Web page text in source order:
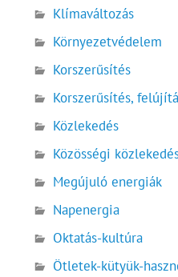
Klímaváltozás
Környezetvédelem
Korszerűsítés
Korszerűsítés,
Közlekedés
Közösségi
Megújuló energiák
Napenergia
Oktatás-kultúra
Ötletek-kütyük-